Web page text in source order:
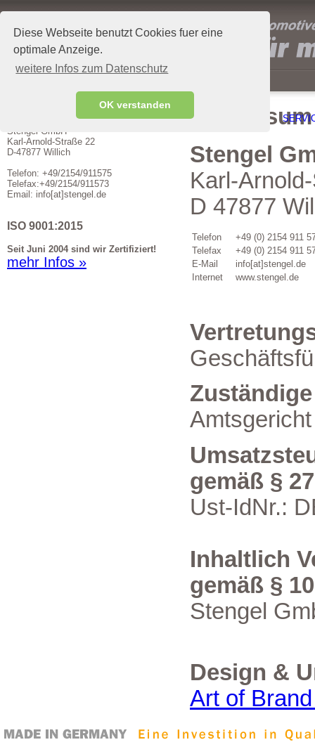
Diese Webseite benutzt Cookies fuer eine
optimale Anzeige.
weitere Infos zum Datenschutz
OK verstanden
STENGEL GMBH AKTUELLES
Stengel GmbH
Karl-Arnold-Straße 22
D-47877 Willich
Telefon: +49/2154/911575
Telefax:+49/2154/911573
Email: info[at]stengel.de
ISO 9001:2015
Seit Juni 2004 sind wir Zertifiziert!
mehr Infos »
Impressum
Stengel
Karl-
D 47877
Telefon
+49 (0) 2154 911
Telefax
+49 (0) 2154 911
E-Mail
info[at]stengel.de
Internet
www.stengel.de
gemäß §
Ust-IdNr.:
Inhaltlich
gemäß §
Stengel
Design &
Art of